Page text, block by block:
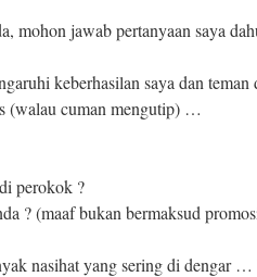
mohon jawab pertanyaan saya
keberhasilan saya dan teman
(walau cuman mengutip) …
perokok ?
? (maaf bukan bermaksud
nasihat yang sering di dengar